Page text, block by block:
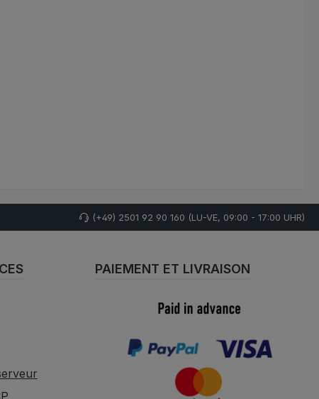
(+49) 2501 92 90 160 (LU-VE, 09:00 - 17:00 UHR)
PAIEMENT ET LIVRAISON